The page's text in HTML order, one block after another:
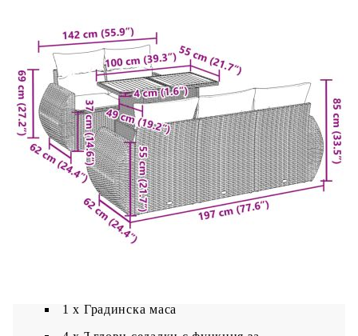
Цвят: Черен
Материал на покритието: Плат (100%
полиестер)
Материал за пълнеж на възглавницата за
сядане: Дунапрен
Материал за пълнеж на облегалката:
Памучни влакна
Размери на възглавницата на седалката: 55
x 55 x 3 см (Ш x Д x Деб)
Размери на възглавницата за облягане: 55 x
1 х Градинска маса